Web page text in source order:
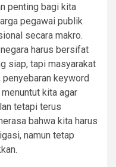
penting bagi kita
pegawai publik
secara makro.
harus bersifat
siap, tapi masyarakat
keyword
menuntut kita agar
tetapi terus
bahwa kita harus
namun tetap